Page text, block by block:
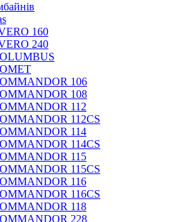
160
240
106
108
112
112CS
114
114CS
115
115CS
116
116CS
118
228